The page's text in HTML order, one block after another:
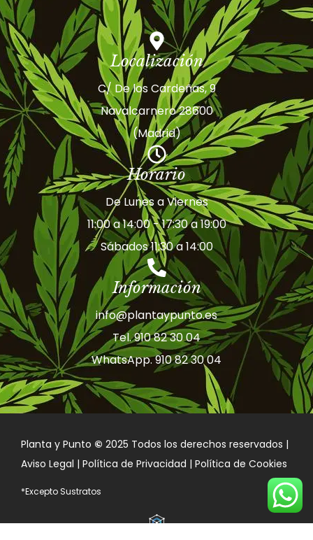
Localización
C/ De los Cardeñas, 9
Navalcarnero 28600
(Madrid)
Horario
De Lunes a Viernes
11:00 a 14:00 - 17:30 a 19:00
Sábados 11:30 a 14:00
Información
info@plantaypunto.es
Tel. 910 82 30 04
WhatsApp. 910 82 30 04
Planta y Punto © 2025 Todos los derechos reservados |
Aviso Legal | Política de Privacidad | Política de Cookies
*Excepto Sustratos